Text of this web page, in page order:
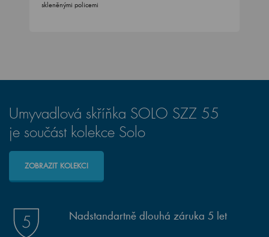
skleněnými policemi
Umyvadlová skříňka SOLO SZZ 55
je součást kolekce Solo
ZOBRAZIT KOLEKCI
Nadstandartně dlouhá záruka 5 let